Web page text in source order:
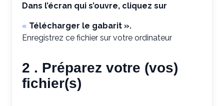
Dans l’écran qui s’ouvre, cliquez sur
« Télécharger le gabarit ».
Enregistrez ce fichier sur votre ordinateur
2 . Préparez votre (vos)
fichier(s)